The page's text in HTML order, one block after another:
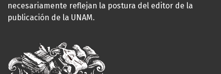
necesariamente reflejan la postura del editor de la
publicación de la UNAM.